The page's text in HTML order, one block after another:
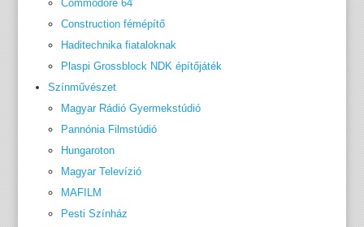
Commodore 64
Construction fémépítő
Haditechnika fiataloknak
Plaspi Grossblock NDK építőjáték
Színművészet
Magyar Rádió Gyermekstúdió
Pannónia Filmstúdió
Hungaroton
Magyar Televízió
MAFILM
Pesti Színház